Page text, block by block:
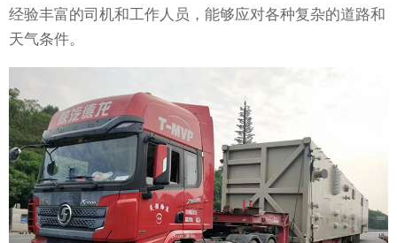
经验丰富的司机和工作人员，能够应对各种复杂的道路和
天气条件。